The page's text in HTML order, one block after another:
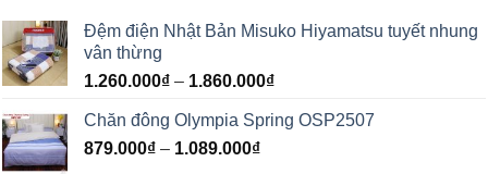
Đệm điện Nhật Bản Misuko Hiyamatsu tuyết nhung
vân thừng
1.260.000₫ – 1.860.000₫
Chăn đông Olympia Spring OSP2507
879.000₫ – 1.089.000₫